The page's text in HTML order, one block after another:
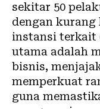
sekitar 50
dengan kurang
instansi terkait
utama adalah
bisnis,
memperkuat
guna